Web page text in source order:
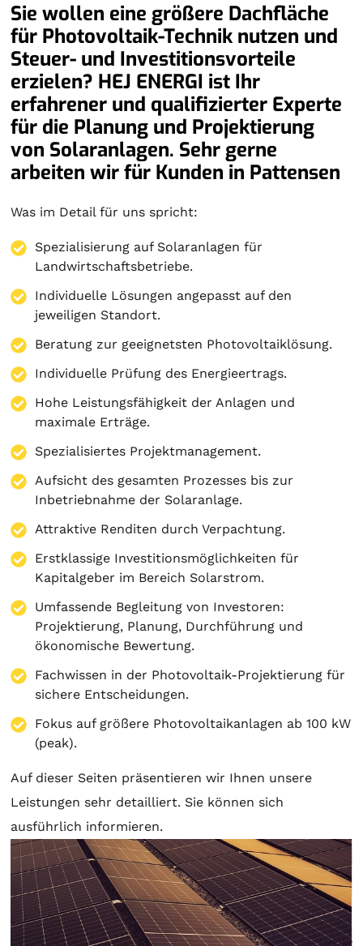
Sie wollen eine größere Dachfläche
für Photovoltaik-Technik nutzen und
Steuer- und Investitionsvorteile
erzielen? HEJ ENERGI ist Ihr
erfahrener und qualifizierter Experte
für die Planung und Projektierung
von Solaranlagen. Sehr gerne
arbeiten wir für Kunden in Pattensen
Was im Detail für uns spricht:
Spezialisierung auf Solaranlagen für
Landwirtschaftsbetriebe.
Individuelle Lösungen angepasst auf den
jeweiligen Standort.
Beratung zur geeignetsten Photovoltaiklösung.
Individuelle Prüfung des Energieertrags.
Hohe Leistungsfähigkeit der Anlagen und
maximale Erträge.
Spezialisiertes Projektmanagement.
Aufsicht des gesamten Prozesses bis zur
Inbetriebnahme der Solaranlage.
Attraktive Renditen durch Verpachtung.
Erstklassige Investitionsmöglichkeiten für
Kapitalgeber im Bereich Solarstrom.
Umfassende Begleitung von Investoren:
Projektierung, Planung, Durchführung und
ökonomische Bewertung.
Fachwissen in der Photovoltaik-Projektierung für
sichere Entscheidungen.
Fokus auf größere Photovoltaikanlagen ab 100 kW
(peak).
Auf dieser Seiten präsentieren wir Ihnen unsere
Leistungen sehr detailliert. Sie können sich
ausführlich informieren.